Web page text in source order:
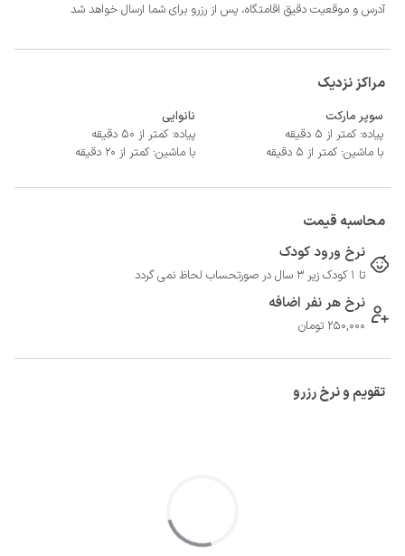
آدرس و موقعیت دقیق اقامتگاه، پس از رزرو برای شما ارسال خواهد شد
مراکز نزدیک
سوپر مارکت
پیاده: کمتر از 5 دقیقه
با ماشین: کمتر از 5 دقیقه
نانوایی
پیاده: کمتر از 50 دقیقه
با ماشین: کمتر از 20 دقیقه
محاسبه قیمت
نرخ ورود کودک
تا 1 کودک زیر 3 سال در صورتحساب لحاظ نمی گردد
نرخ هر نفر اضافه
250,000 تومان
تقویم و نرخ رزرو